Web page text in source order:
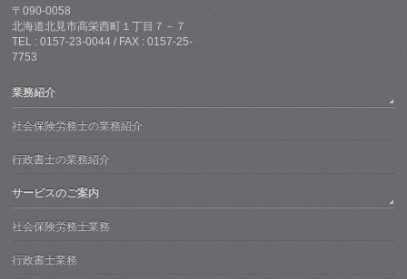
〒090-0058
北海道北見市高栄西町１丁目７－７
TEL : 0157-23-0044 / FAX : 0157-25-
7753
業務紹介
社会保険労務士の業務紹介
行政書士の業務紹介
サービスのご案内
社会保険労務士業務
行政書士業務